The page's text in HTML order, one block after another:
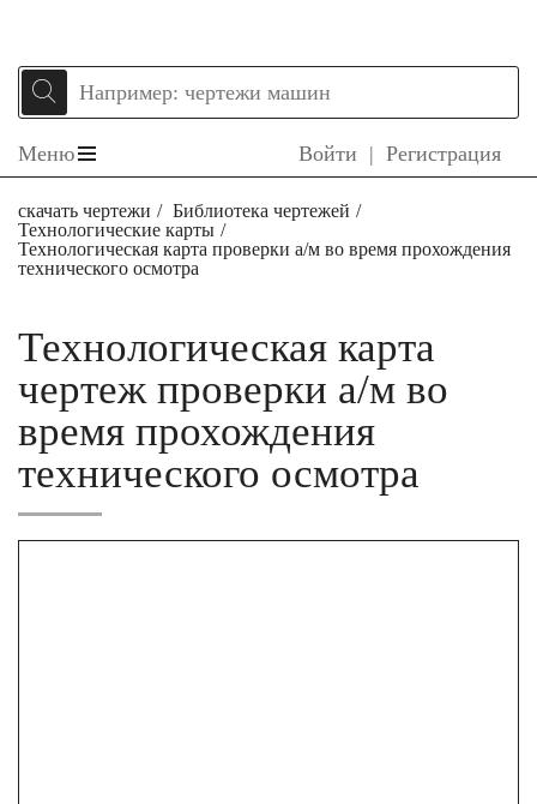
Меню Войти | Регистрация
скачать чертежи
Библиотека чертежей
Технологические карты
Технологическая карта проверки а/м во время прохождения
технического осмотра
Технологическая карта
чертеж проверки а/м во
время прохождения
технического осмотра